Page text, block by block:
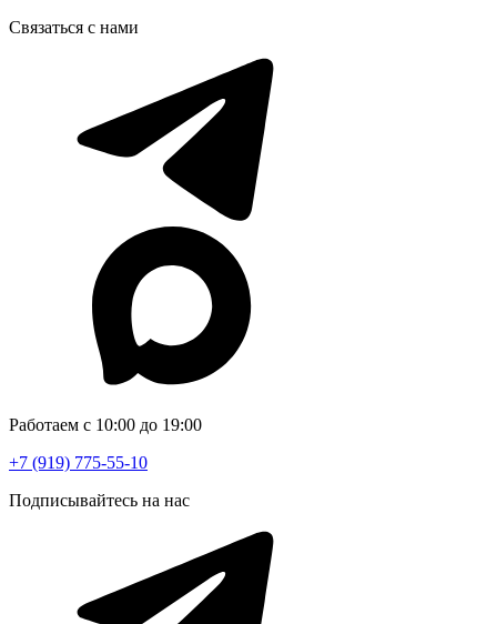
Связаться с нами
Работаем с 10:00 до 19:00
+7 (919) 775-55-10
Подписывайтесь на нас